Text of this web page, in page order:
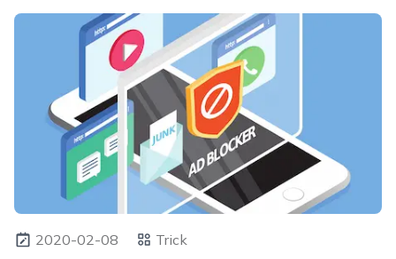
2020-02-08 Trick